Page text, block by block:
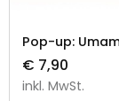
Pop-up:
€ 7,90
inkl. MwSt.